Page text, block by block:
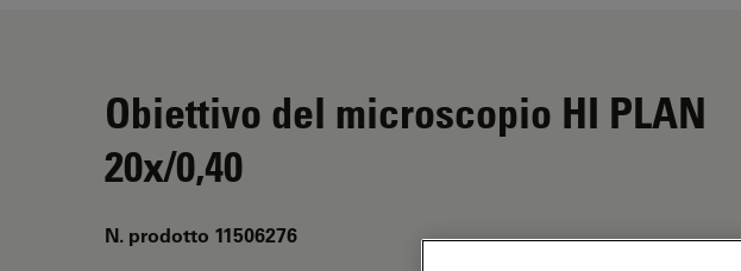
Obiettivo del microscopio HI PLAN
20x/0,40
N. prodotto 11506276